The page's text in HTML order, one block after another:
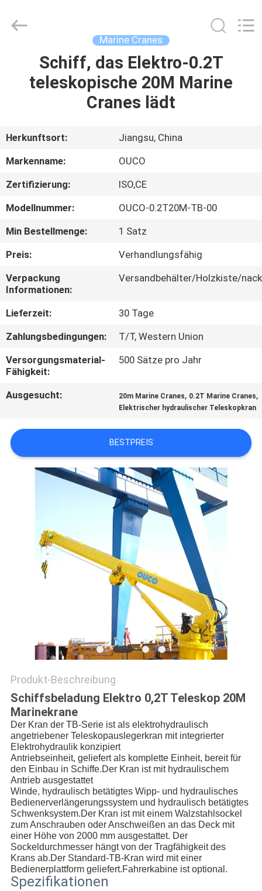
HAUSE
VIDEOS
VR-
SHOW
ÜBER
UNS
WERKSBESICHTIGUNG
QUALITÄTSKONTROLLE
NEUIGKEITEN
CONTACT
DATENSCHUTZRICHTLINIE
GROUP
Marine Cranes
Schiff, das Elektro-0.2T
teleskopische 20M Marine
Cranes lädt
Herkunftsort:
Jiangsu, China
Markenname:
OUCO
Zertifizierung:
ISO,CE
Modellnummer:
OUCO-0.2T20M-TB-00
Min Bestellmenge:
1 Satz
Preis:
Verhandlungsfähig
Verpackung
Informationen:
Versandbehälter/Holzkiste/
Lieferzeit:
30 Tage
Zahlungsbedingungen:
T/T, Western Union
Versorgungsmaterial-
Fähigkeit:
500 Sätze pro Jahr
Ausgesucht: 20m Marine Cranes, 0.2T Marine Cranes,
Elektrischer hydraulischer Teleskopkran
BESTPREIS
Produkt-Beschreibung
Schiffsbeladung Elektro 0,2T Teleskop 20M
Marinekrane
Der Kran der TB-Serie ist als elektrohydraulisch
angetriebener Teleskopauslegerkran mit integrierter
Elektrohydraulik konzipiert
Antriebseinheit, geliefert als komplette Einheit, bereit für
den Einbau in Schiffe.Der Kran ist mit hydraulischem
Antrieb ausgestattet
Winde, hydraulisch betätigtes Wipp- und hydraulisches
Bedienerverlängerungssystem und hydraulisch betätigtes
Schwenksystem.Der Kran ist mit einem Walzstahlsockel
zum Anschrauben oder Anschweißen an das Deck mit
einer Höhe von 2000 mm ausgestattet. Der
Sockeldurchmesser hängt von der Tragfähigkeit des
Krans ab.Der Standard-TB-Kran wird mit einer
Bedienerplattform geliefert.Fahrerkabine ist optional.
Spezifikationen